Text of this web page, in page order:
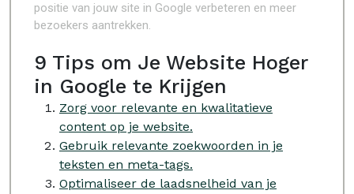
positie van jouw site in Google verbeteren en meer
bezoekers aantrekken.
9 Tips om Je Website Hoger
in Google te Krijgen
Zorg voor relevante en kwalitatieve
content op je website.
Gebruik relevante zoekwoorden in je
teksten en meta-tags.
Optimaliseer de laadsnelheid van je